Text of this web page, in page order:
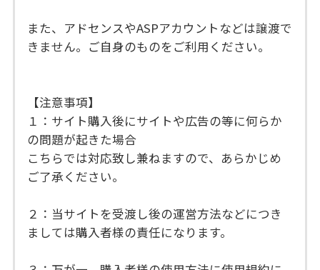
また、アドセンスやASPアカウントなどは譲渡で
きません。ご自身のものをご利用ください。
【注意事項】
１：サイト購入後にサイトや広告の等に何らか
の問題が起きた場合
こちらでは対応致し兼ねますので、あらかじめ
ご了承ください。
２：当サイトを受渡し後の運営方法などにつき
ましては購入者様の責任になります。